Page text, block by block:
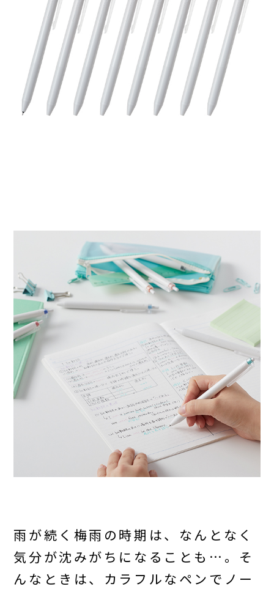
雨が続く梅雨の時期は、なんとなく
気分が沈みがちになることも…。そ
んなときは、カラフルなペンでノー